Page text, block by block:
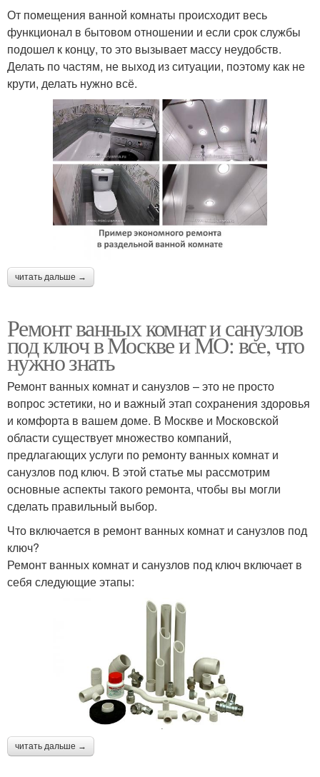
От помещения ванной комнаты происходит весь
функционал в бытовом отношении и если срок службы
подошел к концу, то это вызывает массу неудобств.
Делать по частям, не выход из ситуации, поэтому как не
крути, делать нужно всё.
читать дальше →
Ремонт ванных комнат и санузлов
под ключ в Москве и МО: все, что
нужно знать
Ремонт ванных комнат и санузлов – это не просто
вопрос эстетики, но и важный этап сохранения здоровья
и комфорта в вашем доме. В Москве и Московской
области существует множество компаний,
предлагающих услуги по ремонту ванных комнат и
санузлов под ключ. В этой статье мы рассмотрим
основные аспекты такого ремонта, чтобы вы могли
сделать правильный выбор.
Что включается в ремонт ванных комнат и санузлов под
ключ?
Ремонт ванных комнат и санузлов под ключ включает в
себя следующие этапы:
читать дальше →